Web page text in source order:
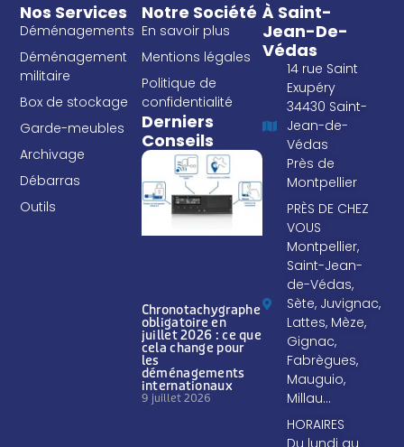
Nos Services
Déménagements
Déménagement
militaire
Box de stockage
Garde-meubles
Archivage
Débarras
Outils
Notre Société
En savoir plus
Mentions légales
Politique de
confidentialité
Derniers
Conseils
Chronotachygraphe
obligatoire en
juillet 2026 : ce que
cela change pour
les
déménagements
internationaux
9 juillet 2026
À Saint-
Jean-De-
Védas
14 rue Saint
Exupéry
34430 Saint-
Jean-de-
Védas
Près de
Montpellier
PRÈS DE CHEZ
VOUS
Montpellier,
Saint-Jean-
de-Védas,
Sète, Juvignac,
Lattes, Mèze,
Gignac,
Fabrègues,
Mauguio,
Millau…
HORAIRES